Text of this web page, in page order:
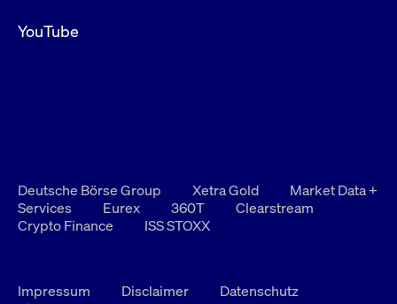
YouTube
Deutsche Börse Group Xetra Gold
Market Data +
Services
Eurex 360T
Clearstream
Crypto Finance
ISS STOXX
Impressum Disclaimer
Datenschutz